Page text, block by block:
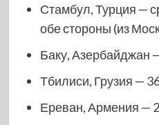
Стамбул, Турция —
обе стороны (из
Баку, Азербайджан
Тбилиси, Грузия —
Ереван, Армения —